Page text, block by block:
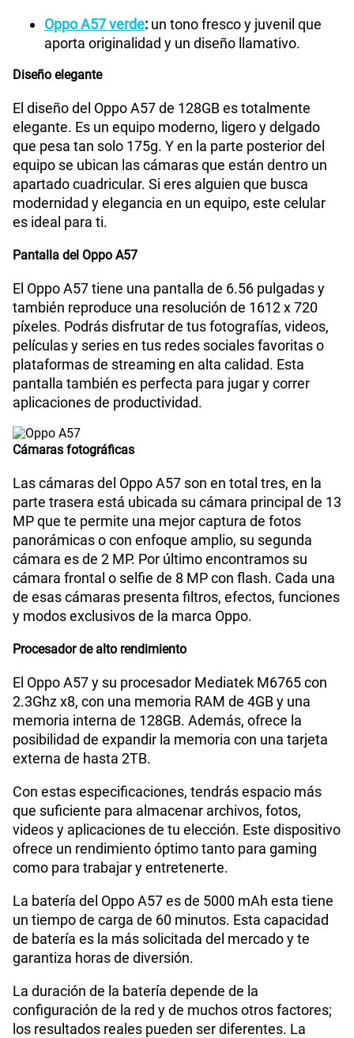
Grabadora de Voz
Tipo de Batería
Capacidad Memoria Externa 2TB
Capacidad Memoria Interna 128GB
Capacidad Memoria RAM
GPS Si
Reconocimiento Facial
Lector de Huella
Modelo CPH2387
Dimensión 163.74mm*75.03mm*7.99mm
VoLTE Si
VoWiFi
5G
Oppo A57 verde: un tono fresco y juvenil que
aporta originalidad y un diseño llamativo.
Diseño elegante
El diseño del Oppo A57 de 128GB es totalmente
elegante. Es un equipo moderno, ligero y delgado
que pesa tan solo 175g. Y en la parte posterior del
equipo se ubican las cámaras que están dentro un
apartado cuadricular. Si eres alguien que busca
modernidad y elegancia en un equipo, este celular
es ideal para ti.
Pantalla del Oppo A57
El Oppo A57 tiene una pantalla de 6.56 pulgadas y
también reproduce una resolución de 1612 x 720
píxeles. Podrás disfrutar de tus fotografías, videos,
películas y series en tus redes sociales favoritas o
plataformas de streaming en alta calidad. Esta
pantalla también es perfecta para jugar y correr
aplicaciones de productividad.
Cámaras fotográficas
Las cámaras del Oppo A57 son en total tres, en la
parte trasera está ubicada su cámara principal de 13
MP que te permite una mejor captura de fotos
panorámicas o con enfoque amplio, su segunda
cámara es de 2 MP. Por último encontramos su
cámara frontal o selfie de 8 MP con flash. Cada una
de esas cámaras presenta filtros, efectos, funciones
y modos exclusivos de la marca Oppo.
Procesador de alto rendimiento
El Oppo A57 y su procesador Mediatek M6765 con
2.3Ghz x8, con una memoria RAM de 4GB y una
memoria interna de 128GB. Además, ofrece la
posibilidad de expandir la memoria con una tarjeta
externa de hasta 2TB.
Con estas especificaciones, tendrás espacio más
que suficiente para almacenar archivos, fotos,
videos y aplicaciones de tu elección. Este dispositivo
ofrece un rendimiento óptimo tanto para gaming
como para trabajar y entretenerte.
La batería del Oppo A57 es de 5000 mAh esta tiene
un tiempo de carga de 60 minutos. Esta capacidad
de batería es la más solicitada del mercado y te
garantiza horas de diversión.
La duración de la batería depende de la
configuración de la red y de muchos otros factores;
los resultados reales pueden ser diferentes. La